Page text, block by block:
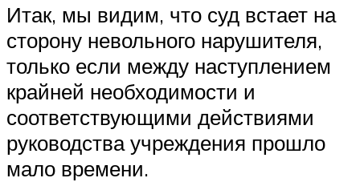
Итак, мы видим, что суд встает на
сторону невольного нарушителя,
только если между наступлением
крайней необходимости и
соответствующими действиями
руководства учреждения прошло
мало времени.